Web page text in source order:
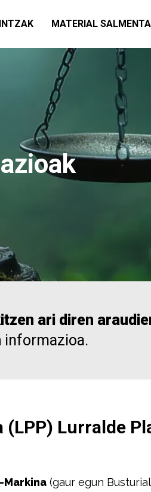
ari diren
informazioa.
(LPP) Lurralde
Markina (gaur egun
MATERIAL SALMENTA